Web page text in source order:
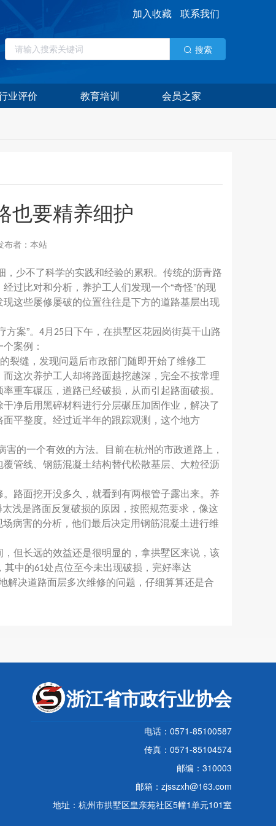
加入收藏 联系我们
搜索
业评价 教育培训 会员之家
也要精养细护
布者：本站
，少不了科学的实践和经验的累积。传统的沥青路
过比对和分析，养护工人们发现一个“奇怪”的现
这些屡修屡破的位置往往是下方的道路基层出现
方案”。 4月 25 日下午，在拱墅区花园岗街莫干山路
案例：
裂缝，发现问题后市政部门随即开始了维修工
这次养护工人却将路面越挖越深，完全不按常理
重车碾压，道路已经破损，从而引起路面破损。
净后用黑碎材料进行分层碾压加固作业，解决了
平整度。经过近半年的跟踪观测，这个地方
的一个有效的方法。目前在杭州的市政道路上，
管线、钢筋混凝土结构替代松散基层、大粒径沥
路面挖开没多久，就看到有两根管子露出来。养
太浅是路面反复破损的原因，按照规范要求，像这
病害的分析，他们最后决定用钢筋混凝土进行维
但长远的效益还是很明显的，拿拱墅区来说，该
其中的61处点位至今未出现破损，完好率达
解决道路面层多次维修的问题，仔细算算还是合
浙江省市政行业协会
电话：0571-85100587
传真：0571-85104574
邮编：310003
邮箱：zjsszxh@163.com
地址：杭州市拱墅区皇亲苑社区5幢1单元101室